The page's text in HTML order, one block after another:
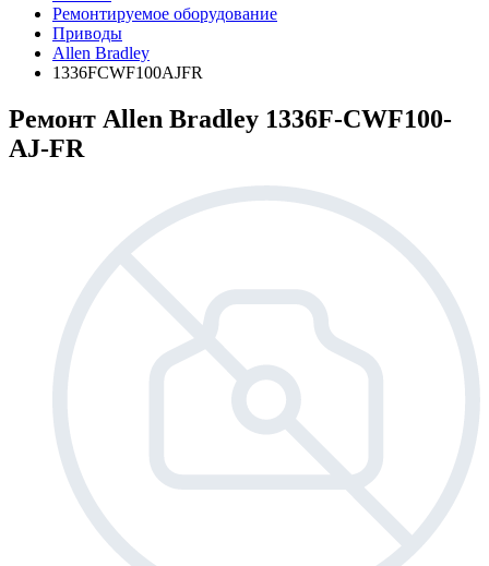
Ремонтируемое оборудование
Приводы
Allen Bradley
1336FCWF100AJFR
Ремонт Allen Bradley 1336F-CWF100-
AJ-FR